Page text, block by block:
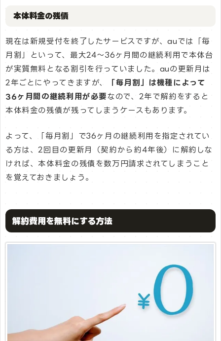
本体料金の残債
現在は新規受付を終了したサービスですが、auでは「毎
月割」といって、最大24～36ヶ月間の継続利用で本体台
が実質無料となる割引を行っていました。auの更新月は
2年ごとにやってきますが、
「毎月割」は機種によって
36ヶ月間の継続利用が必要なので、2年で解約をすると
本体料金の残債が残ってしまうケースもあります。
よって、「毎月割」で36ヶ月の継続利用を指定されてい
る方は、2回目の更新月（契約から約4年後）に解約しな
ければ、本体料金の残債を数万円請求されてしまうこと
を覚えておきましょう。
解約費用を無料にする方法